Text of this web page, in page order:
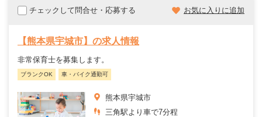
チェックして問合せ・応募する お気に入りに追加
【熊本県宇城市】の求人情報
非常保育士を募集します。
ブランクOK 車・バイク通勤可
熊本県宇城市
三角駅より車で7分程